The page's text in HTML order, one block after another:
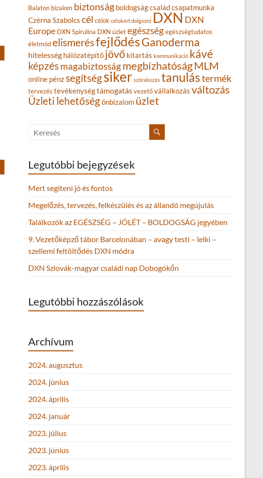
Balaton bizalom biztonság boldogságcsaládcsapatmunka
Czérna Szabolcs cél célok célokért dolgozni DXNDXN
Europe DXN Spirulina DXN üzletegészségegészségtudatos
életmódelismerésfejlődésGanoderma
hitelesség hálózatépítő jövő kitartás kommunikáció kávé
képzésmagabiztosságmegbízhatóságMLM
online pénzsegítségsiker szórakozás tanulástermék
tervezés tevékenységtámogatásvezetővállalkozás változás
Üzleti lehetőségönbizalom üzlet
Legutóbbi bejegyzések
Mert segíteni jó és fontos
Megelőzés, tervezés, felkészülés és az állandó megújulás
Találkozók az EGÉSZSÉG – JÓLÉT – BOLDOGSÁG jegyében
9. Vezetőképző tábor Barcelonában – avagy testi – lelki –
szellemi feltöltődés DXN módra
DXN Szlovák-magyar családi nap Dobogókőn
Legutóbbi hozzászólások
Archívum
2024. augusztus
2024. június
2024. április
2024. január
2023. július
2023. június
2023. április